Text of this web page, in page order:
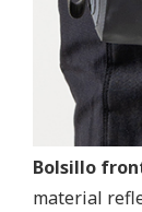
Bolsillo
material